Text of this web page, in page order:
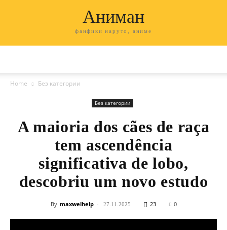
Аниман
фанфики наруто, аниме
Home Без категории
Без категории
A maioria dos cães de raça
tem ascendência
significativa de lobo,
descobriu um novo estudo
By maxwelhelp - 27.11.2025 23 0